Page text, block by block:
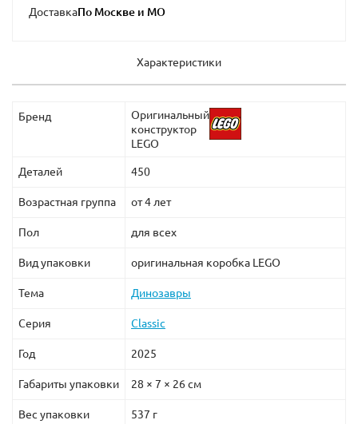
Доставка
Характеристики
Бренд
Оригинальный
конструктор
LEGO
Деталей 450
Возрастная группа от 4 лет
Пол для всех
Вид упаковки оригинальная коробка LEGO
Тема Динозавры
Серия Classic
Год 2025
Габариты упаковки 28 × 7 × 26 см
Вес упаковки 537 г